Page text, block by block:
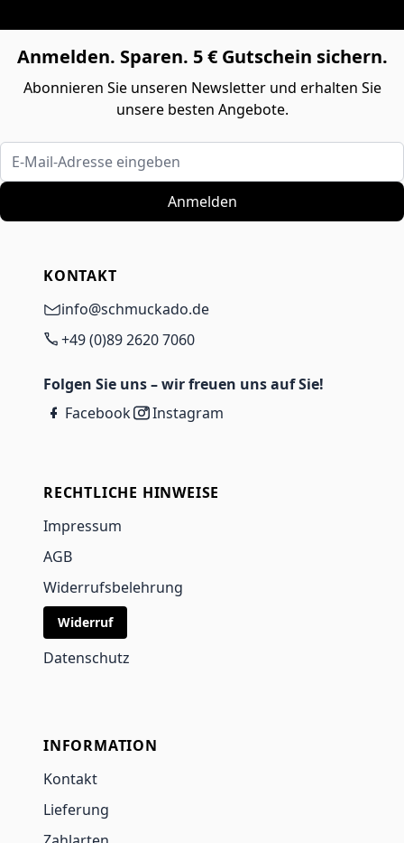
Anmelden. Sparen. 5 € Gutschein sichern.
Abonnieren Sie unseren Newsletter und erhalten Sie
unsere besten Angebote.
E-Mail-Adresse eingeben
Anmelden
KONTAKT
info@schmuckado.de
+49 (0)89 2620 7060
Folgen Sie uns – wir freuen uns auf Sie!
Facebook
Instagram
RECHTLICHE HINWEISE
Impressum
AGB
Widerrufsbelehrung
Widerruf
Datenschutz
INFORMATION
Kontakt
Lieferung